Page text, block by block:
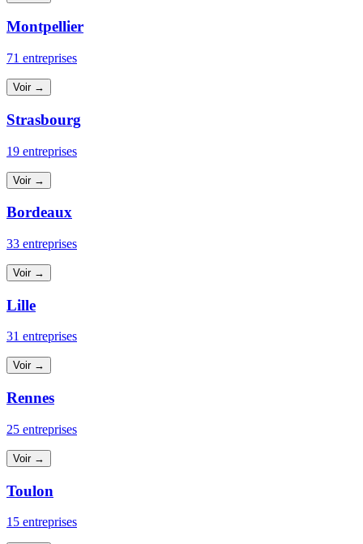
Montpellier
71 entreprises
Voir →
Strasbourg
19 entreprises
Voir →
Bordeaux
33 entreprises
Voir →
Lille
31 entreprises
Voir →
Rennes
25 entreprises
Voir →
Toulon
15 entreprises